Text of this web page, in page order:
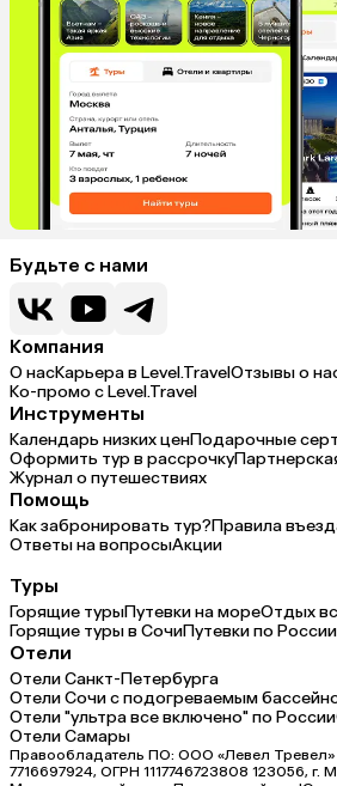
Будьте с нами
Компания
О насКарьера в Level.TravelОтзывы о
Ко-промо с Level.Travel
Инструменты
Календарь низких ценПодарочные
Оформить тур в рассрочку
Журнал о путешествиях
Помощь
Как забронировать тур?Правила
Ответы на вопросыАкции
Туры
Горящие турыПутевки на мореОтдых
Горящие туры в СочиПутевки по России
Отели
Отели Санкт-Петербурга
Отели Сочи с подогреваемым
Отели "ультра все включено" по России
Отели Самары
Правообладатель ПО: ООО «Левел Тревел»
7716697924, ОГРН 1117746723808 123056, г.